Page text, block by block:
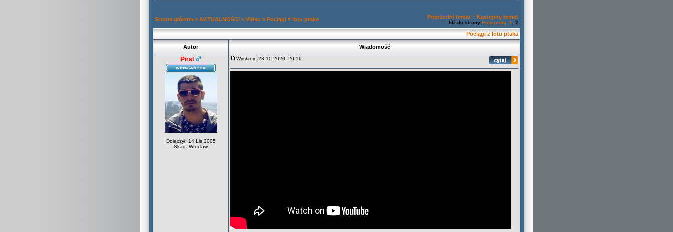
Strona główna » AKTUALNOŚCI » Video » Pociągi z lotu ptaka Poprzedni temat :: Następny temat
Idź do strony Poprzedni 1 2
Pociągi z lotu ptaka
Autor Wiadomość
Pirat
Dołączył: 14 Lis 2005
Skąd: Wrocław
Wysłany: 23-10-2020, 20:16